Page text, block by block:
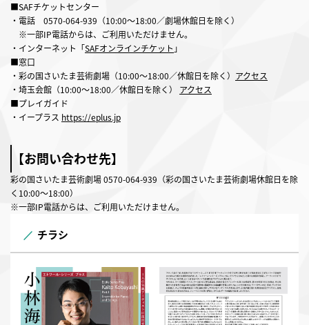
■SAFチケットセンター
・電話 0570-064-939 （10:00～18:00／劇場休館日を除く）
※一部IP電話からは、ご利用いただけません。
・インターネット「SAFオンラインチケット 」
■窓口
・彩の国さいたま芸術劇場（10:00～18:00／休館日を除く） アクセス
・埼玉会館（10:00～18:00／休館日を除く）
アクセス
■プレイガイド
・イープラス https://eplus.jp
【お問い合わせ先】
彩の国さいたま芸術劇場0570-064-939 （彩の国さいたま芸術劇場休館日を除
く10:00～18:00）
※一部IP電話からは、ご利用いただけません。
チラシ